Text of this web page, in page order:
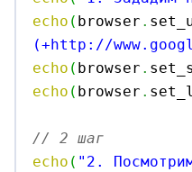
echo ( browser .
(+http://
echo ( browser .
echo ( browser .
// 2 шаг
echo ( "2.